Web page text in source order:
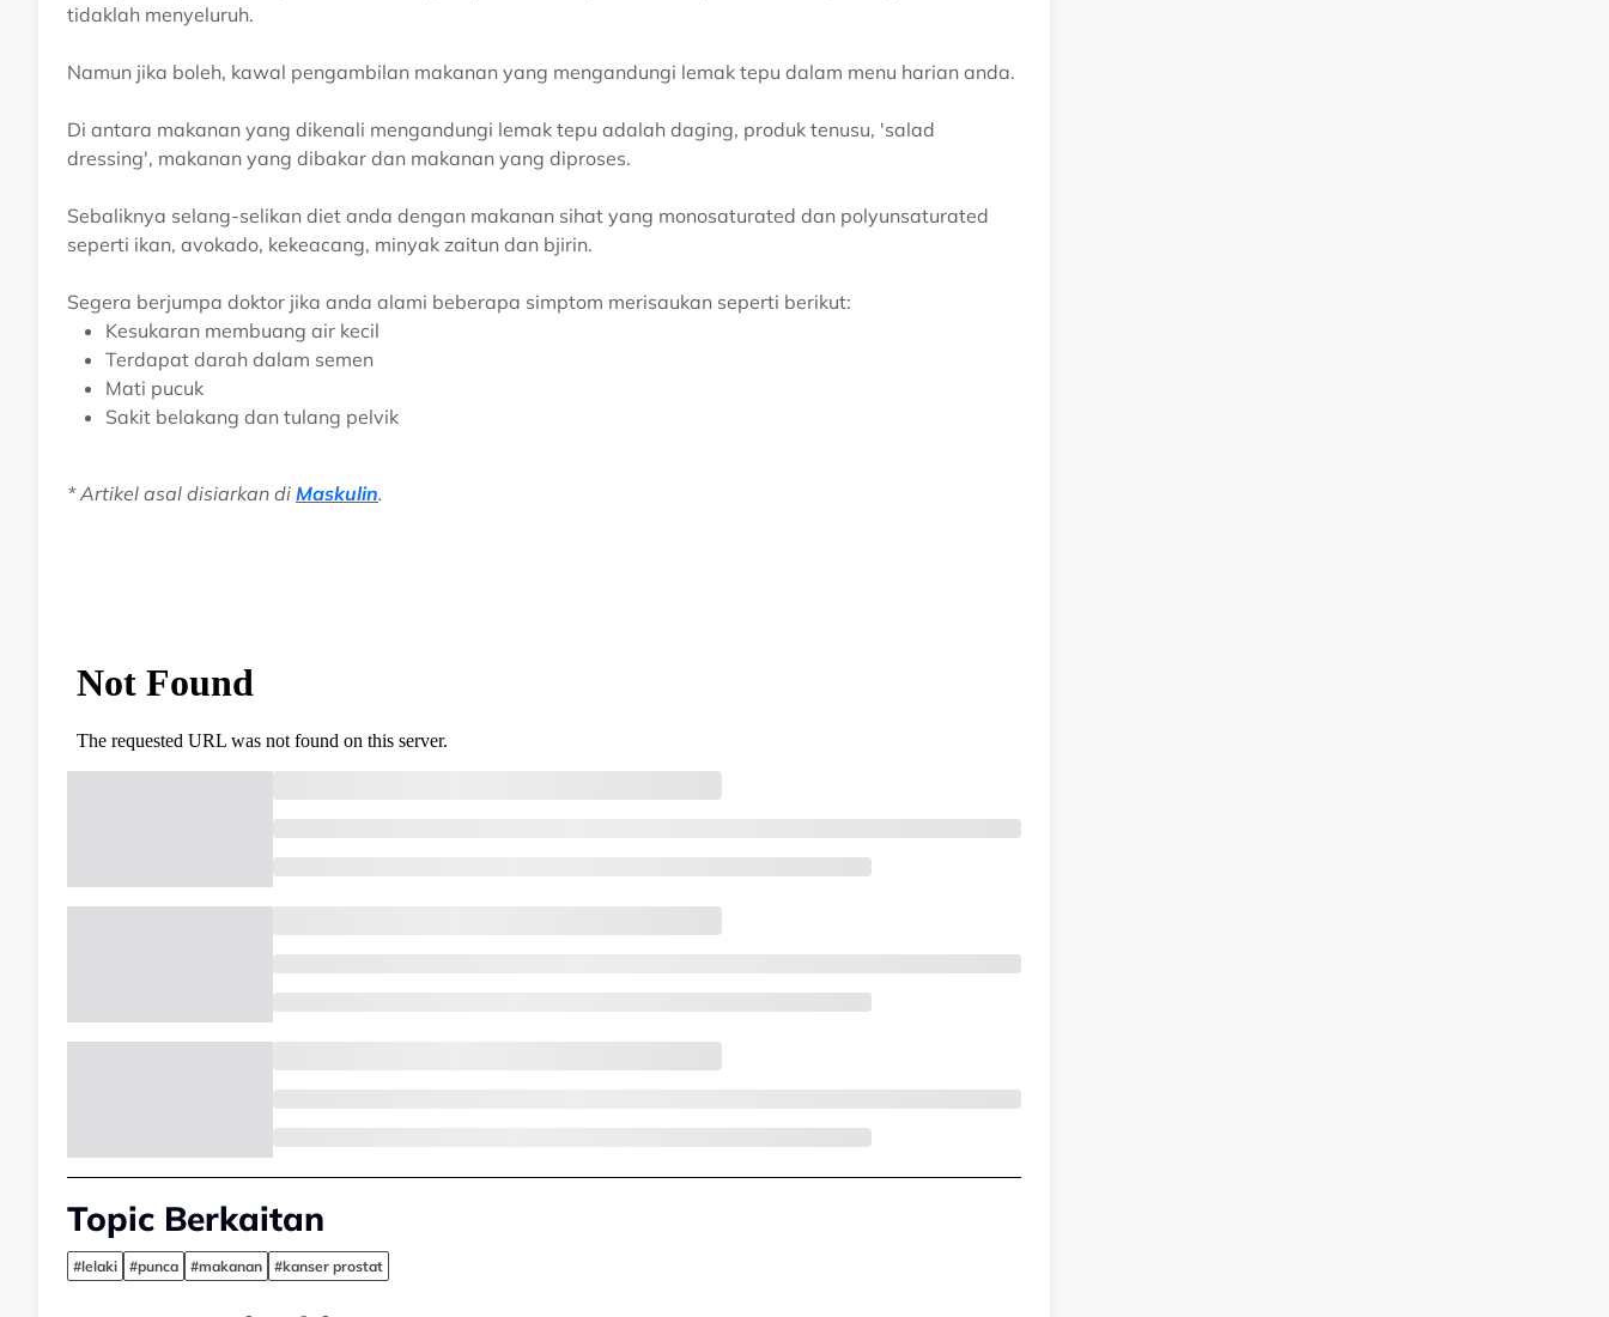
tidaklah menyeluruh.
Namun jika boleh, kawal pengambilan makanan yang mengandungi lemak tepu dalam menu harian anda.
Di antara makanan yang dikenali mengandungi lemak tepu adalah daging, produk tenusu, 'salad
dressing', makanan yang dibakar dan makanan yang diproses.
Sebaliknya selang-selikan diet anda dengan makanan sihat yang monosaturated dan polyunsaturated
seperti ikan, avokado, kekeacang, minyak zaitun dan bjirin.
Segera berjumpa doktor jika anda alami beberapa simptom merisaukan seperti berikut:
Kesukaran membuang air kecil
Terdapat darah dalam semen
Mati pucuk
Sakit belakang dan tulang pelvik
* Artikel asal disiarkan di Maskulin.
Topic Berkaitan
#lelaki #punca #makanan #kanser prostat